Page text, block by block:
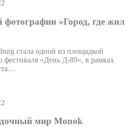
«Город, где жил
стала одной из площадкой
фестиваля «День Д-89», в рамках
мир Monok